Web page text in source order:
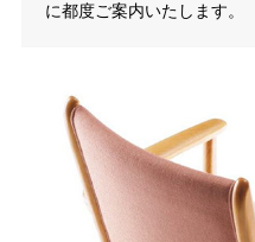
に都度ご案内いたします。